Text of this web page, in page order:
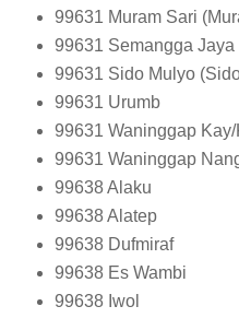
99631 Muram Sari
99631 Semangga
99631 Sido Mulyo
99631 Urumb
99631 Waninggap Kay/
99631 Waninggap
99638 Alaku
99638 Alatep
99638 Dufmiraf
99638 Es Wambi
99638 Iwol